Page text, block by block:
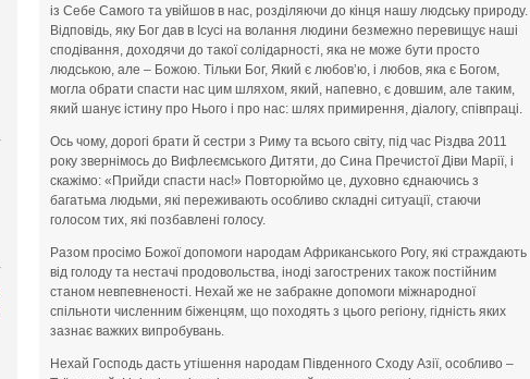
із Себе Самого та увійшов в нас, розділяючи до кінця нашу людську природу.
Відповідь, яку Бог дав в Ісусі на волання людини безмежно перевищує наші
сподівання, доходячи до такої солідарності, яка не може бути просто
людською, але – Божою. Тільки Бог, Який є любов’ю, і любов, яка є Богом,
могла обрати спасти нас цим шляхом, який, напевно, є довшим, але таким,
який шанує істину про Нього і про нас: шлях примирення, діалогу, співпраці.
Ось чому, дорогі брати й сестри з Риму та всього світу, під час Різдва 2011
року звернімось до Вифлеємського Дитяти, до Сина Пречистої Діви Марії, і
скажімо: «Прийди спасти нас!» Повторюймо це, духовно єднаючись з
багатьма людьми, які переживають особливо складні ситуації, стаючи
голосом тих, які позбавлені голосу.
Разом просімо Божої допомоги народам Африканського Рогу, які страждають
від голоду та нестачі продовольства, іноді загострених також постійним
станом невпевненості. Нехай же не забракне допомоги міжнародної
спільноти численним біженцям, що походять з цього регіону, гідність яких
зазнає важких випробувань.
Нехай Господь дасть утішення народам Південного Сходу Азії, особливо –